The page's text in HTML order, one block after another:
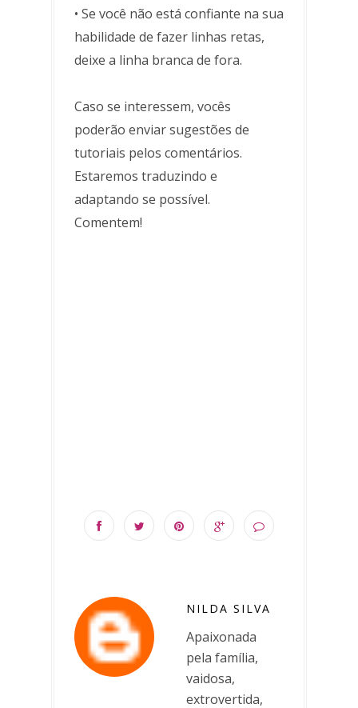
• Se você não está confiante na sua
habilidade de fazer linhas retas,
deixe a linha branca de fora.
Caso se interessem, vocês
poderão enviar sugestões de
tutoriais pelos comentários.
Estaremos traduzindo e
adaptando se possível.
Comentem!
NILDA SILVA
Apaixonada
pela família,
vaidosa,
extrovertida,